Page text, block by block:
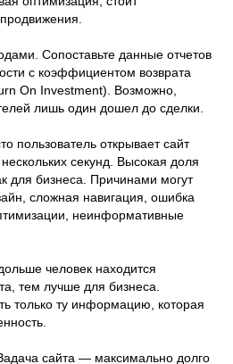
Сопоставьте данные отчетов
с коэффициентом возврата
On Investment). Возможно,
лишь один дошел до сделки.
пользователь открывает сайт
секунд. Высокая доля
для бизнеса. Причинами могут
сложная навигация, ошибка
неинформативные
человек находится
тем лучше для бизнеса.
только ту информацию, которая
Задача сайта — максимально долго